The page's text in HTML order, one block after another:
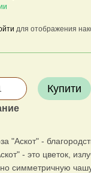
для отображения
Купити
"Аскот" -
- это цветок,
симметричную